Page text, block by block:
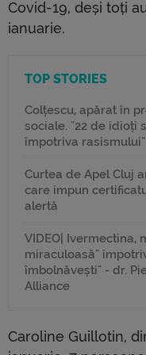
Covid-19, deși toți
ianuarie.
TOP STORIES
Colțescu, apărat în
sociale. "22 de idioți
împotriva rasismului"
Curtea de Apel Cluj
care impun
alertă
VIDEO| Ivermectina,
miraculoasă"
îmbolnăvești" - dr.
Alliance
Caroline Guillotin,